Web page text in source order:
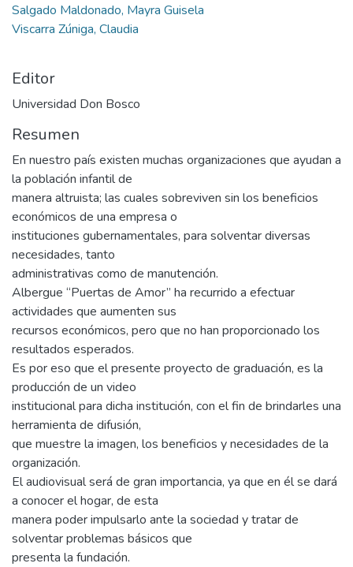
Salgado Maldonado, Mayra Guisela
Viscarra Zúniga, Claudia
Editor
Universidad Don Bosco
Resumen
En nuestro país existen muchas organizaciones que ayudan a
la población infantil de
manera altruista; las cuales sobreviven sin los beneficios
económicos de una empresa o
instituciones gubernamentales, para solventar diversas
necesidades, tanto
administrativas como de manutención.
Albergue “Puertas de Amor” ha recurrido a efectuar
actividades que aumenten sus
recursos económicos, pero que no han proporcionado los
resultados esperados.
Es por eso que el presente proyecto de graduación, es la
producción de un video
institucional para dicha institución, con el fin de brindarles una
herramienta de difusión,
que muestre la imagen, los beneficios y necesidades de la
organización.
El audiovisual será de gran importancia, ya que en él se dará
a conocer el hogar, de esta
manera poder impulsarlo ante la sociedad y tratar de
solventar problemas básicos que
presenta la fundación.